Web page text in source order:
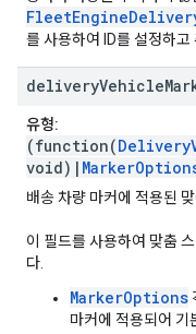
를 사용하여 ID를 설정하고
deliveryVehicle
유형:
(function(
void)|
배송 차량 마커에 적용된
이 필드를 사용하여 맞춤
다.
MarkerOptions
마커에 적용되어 기